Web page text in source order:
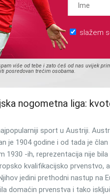
slažem
više od tebe i zato ćeš od nas uvijek
posredovan trećim osobama.
nogometna liga:
sport u Austriji.
je 1904 godine i od tada je
1930 -ih, reprezentacija nije
kvalifikacijsko prvenstvo,
jedini prethodni nastup na
domaćin prvenstva i tako